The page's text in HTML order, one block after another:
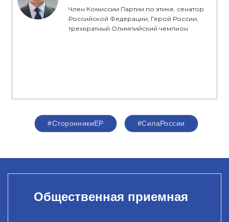
Член Комиссии Партии по этике, сенатор
Российской Федерации, Герой России,
трехкратный Олимпийский чемпион
#СторонникиЕР #СилаРоссии
Общественная приемная